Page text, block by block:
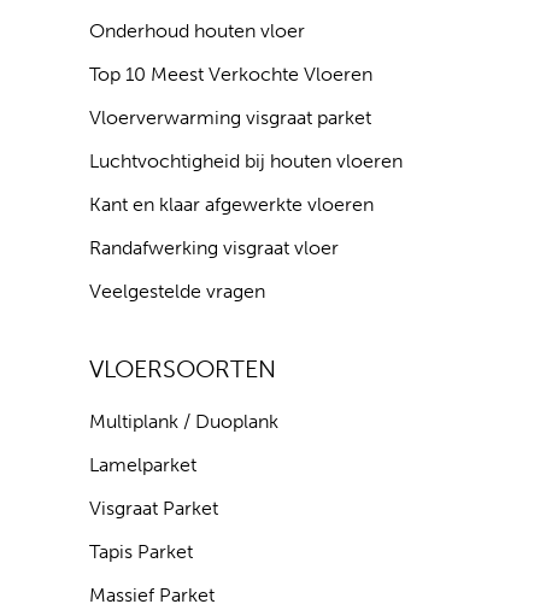
Onderhoud houten vloer
Top 10 Meest Verkochte Vloeren
Vloerverwarming visgraat parket
Luchtvochtigheid bij houten vloeren
Kant en klaar afgewerkte vloeren
Randafwerking visgraat vloer
Veelgestelde vragen
VLOERSOORTEN
Multiplank / Duoplank
Lamelparket
Visgraat Parket
Tapis Parket
Massief Parket